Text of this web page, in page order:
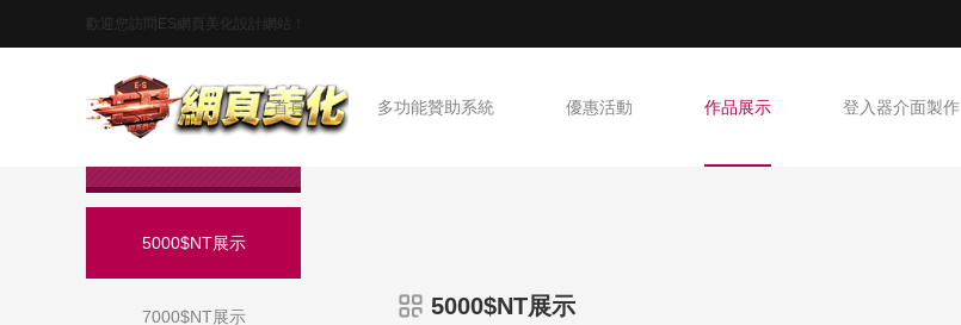
歡迎您訪問ES網頁美化設計網站！
首頁 多功能贊助系統 優惠活動 作品展示 登入器介面製作
5000$NT展示
7000$NT展示 5000$NT展示